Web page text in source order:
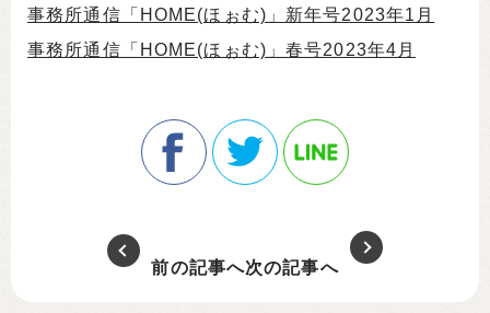
事務所通信「HOME(ほぉむ)」新年号2023年1月
事務所通信「HOME(ほぉむ)」春号2023年4月
前の記事へ次の記事へ